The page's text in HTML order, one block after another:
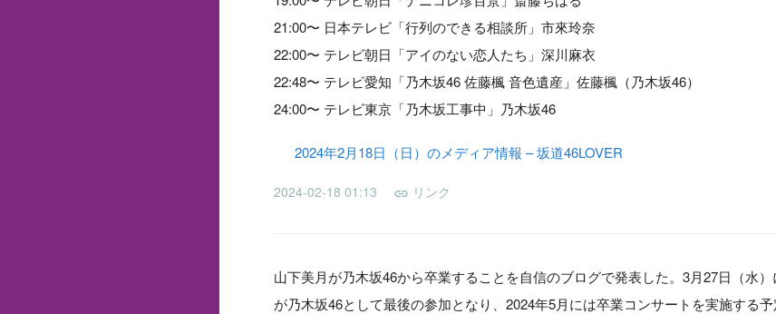
21:00〜 日本テレビ「行列のできる相談所」市來玲奈
22:00〜 テレビ朝日「アイのない恋人たち」深川麻衣
22:48〜 テレビ愛知「乃木坂46 佐藤楓 音色遺産」佐藤楓（乃木坂46）
24:00〜 テレビ東京「乃木坂工事中」乃木坂46
2024年2月18日（日）のメディア情報 – 坂道46LOVER
2024-02-18 01:13 リンク
山下美月が乃木坂46から卒業することを自信のブログで発表した。3月27日（水
が乃木坂46として最後の参加となり、2024年5月には卒業コンサートを実施する予